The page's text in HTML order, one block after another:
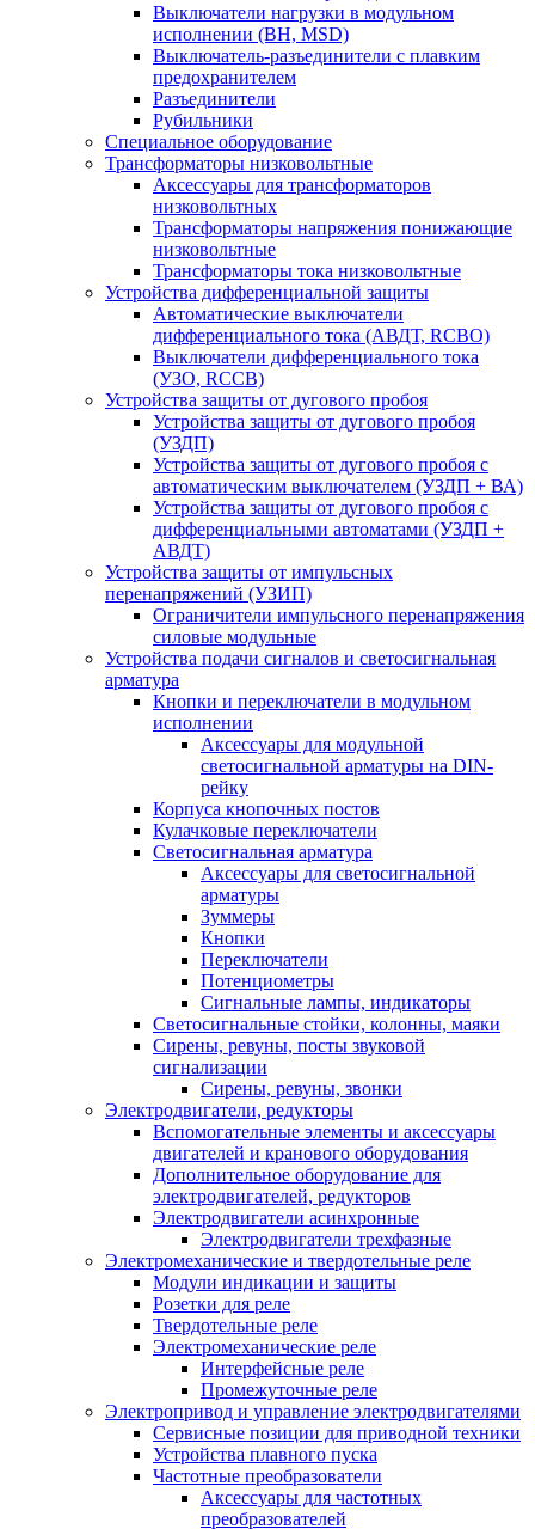
Выключатели нагрузки в модульном
исполнении (ВН, MSD)
Выключатель-разъединители с плавким
предохранителем
Разъединители
Рубильники
Специальное оборудование
Трансформаторы низковольтные
Аксессуары для трансформаторов
низковольтных
Трансформаторы напряжения понижающие
низковольтные
Трансформаторы тока низковольтные
Устройства дифференциальной защиты
Автоматические выключатели
дифференциального тока (АВДТ, RCBO)
Выключатели дифференциального тока
(УЗО, RCCB)
Устройства защиты от дугового пробоя
Устройства защиты от дугового пробоя
(УЗДП)
Устройства защиты от дугового пробоя с
автоматическим выключателем (УЗДП + ВА)
Устройства защиты от дугового пробоя с
дифференциальными автоматами (УЗДП +
АВДТ)
Устройства защиты от импульсных
перенапряжений (УЗИП)
Ограничители импульсного перенапряжения
силовые модульные
Устройства подачи сигналов и светосигнальная
арматура
Кнопки и переключатели в модульном
исполнении
Аксессуары для модульной
светосигнальной арматуры на DIN-
рейку
Корпуса кнопочных постов
Кулачковые переключатели
Светосигнальная арматура
Аксессуары для светосигнальной
арматуры
Зуммеры
Кнопки
Переключатели
Потенциометры
Сигнальные лампы, индикаторы
Светосигнальные стойки, колонны, маяки
Сирены, ревуны, посты звуковой
сигнализации
Сирены, ревуны, звонки
Электродвигатели, редукторы
Вспомогательные элементы и аксессуары
двигателей и кранового оборудования
Дополнительное оборудование для
электродвигателей, редукторов
Электродвигатели асинхронные
Электродвигатели трехфазные
Электромеханические и твердотельные реле
Модули индикации и защиты
Розетки для реле
Твердотельные реле
Электромеханические реле
Интерфейсные реле
Промежуточные реле
Электропривод и управление электродвигателями
Сервисные позиции для приводной техники
Устройства плавного пуска
Частотные преобразователи
Аксессуары для частотных
преобразователей